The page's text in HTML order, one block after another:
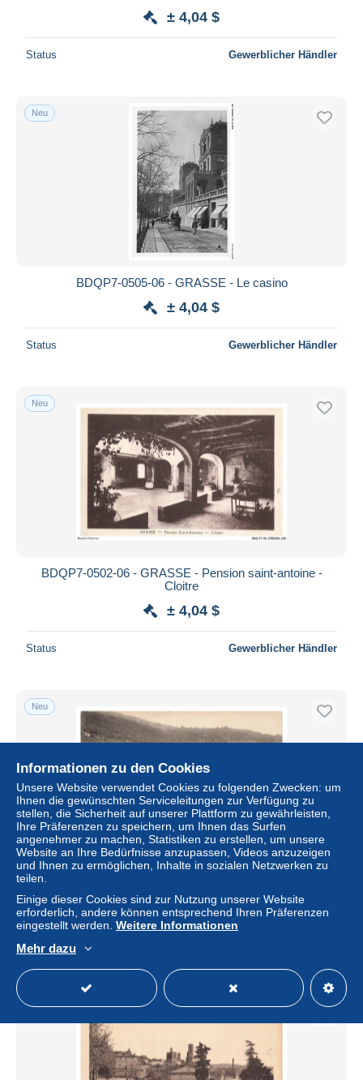
± 4,04 $
Status Gewerblicher Händler
Neu
BDQP7-0505-06 - GRASSE - Le casino
± 4,04 $
Status Gewerblicher Händler
Neu
BDQP7-0502-06 - GRASSE - Pension saint-antoine -
Cloitre
± 4,04 $
Status Gewerblicher Händler
Neu
BDQP7-0509-06 - GRASSE - Les villas du boulevard
± 4,04 $
Status
Neu
Informationen zu den Cookies
Unsere Website verwendet Cookies zu folgenden Zwecken: um
Ihnen die gewünschten Serviceleitungen zur Verfügung zu
stellen, die Sicherheit auf unserer Plattform zu gewährleisten,
Ihre Präferenzen zu speichern, um Ihnen das Surfen
angenehmer zu machen, Statistiken zu erstellen, um unsere
Website an Ihre Bedürfnisse anzupassen, Videos anzuzeigen
und Ihnen zu ermöglichen, Inhalte in sozialen Netzwerken zu
teilen.
Einige dieser Cookies sind zur Nutzung unserer Website
erforderlich, andere können entsprechend Ihren Präferenzen
eingestellt werden. Weitere Informationen
Mehr dazu